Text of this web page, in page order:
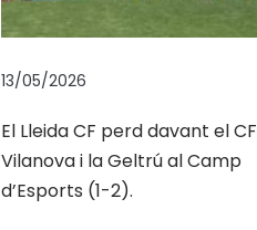
13/05/2026
El Lleida CF perd davant el CF
Vilanova i la Geltrú al Camp
d’Esports (1-2).